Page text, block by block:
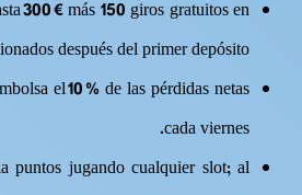
300 € más 150 giros gratuitos en
después del primer depósito.
el 10 % de las pérdidas netas
cada viernes.
puntos jugando cualquier slot; al